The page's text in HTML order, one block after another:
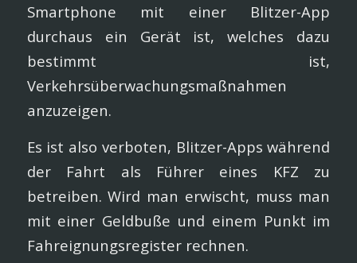
Smartphone mit einer Blitzer-App
durchaus ein Gerät ist, welches dazu
bestimmt ist,
Verkehrsüberwachungsmaßnahmen
anzuzeigen.
Es ist also verboten, Blitzer-Apps während
der Fahrt als Führer eines KFZ zu
betreiben. Wird man erwischt, muss man
mit einer Geldbuße und einem Punkt im
Fahreignungsregister rechnen.